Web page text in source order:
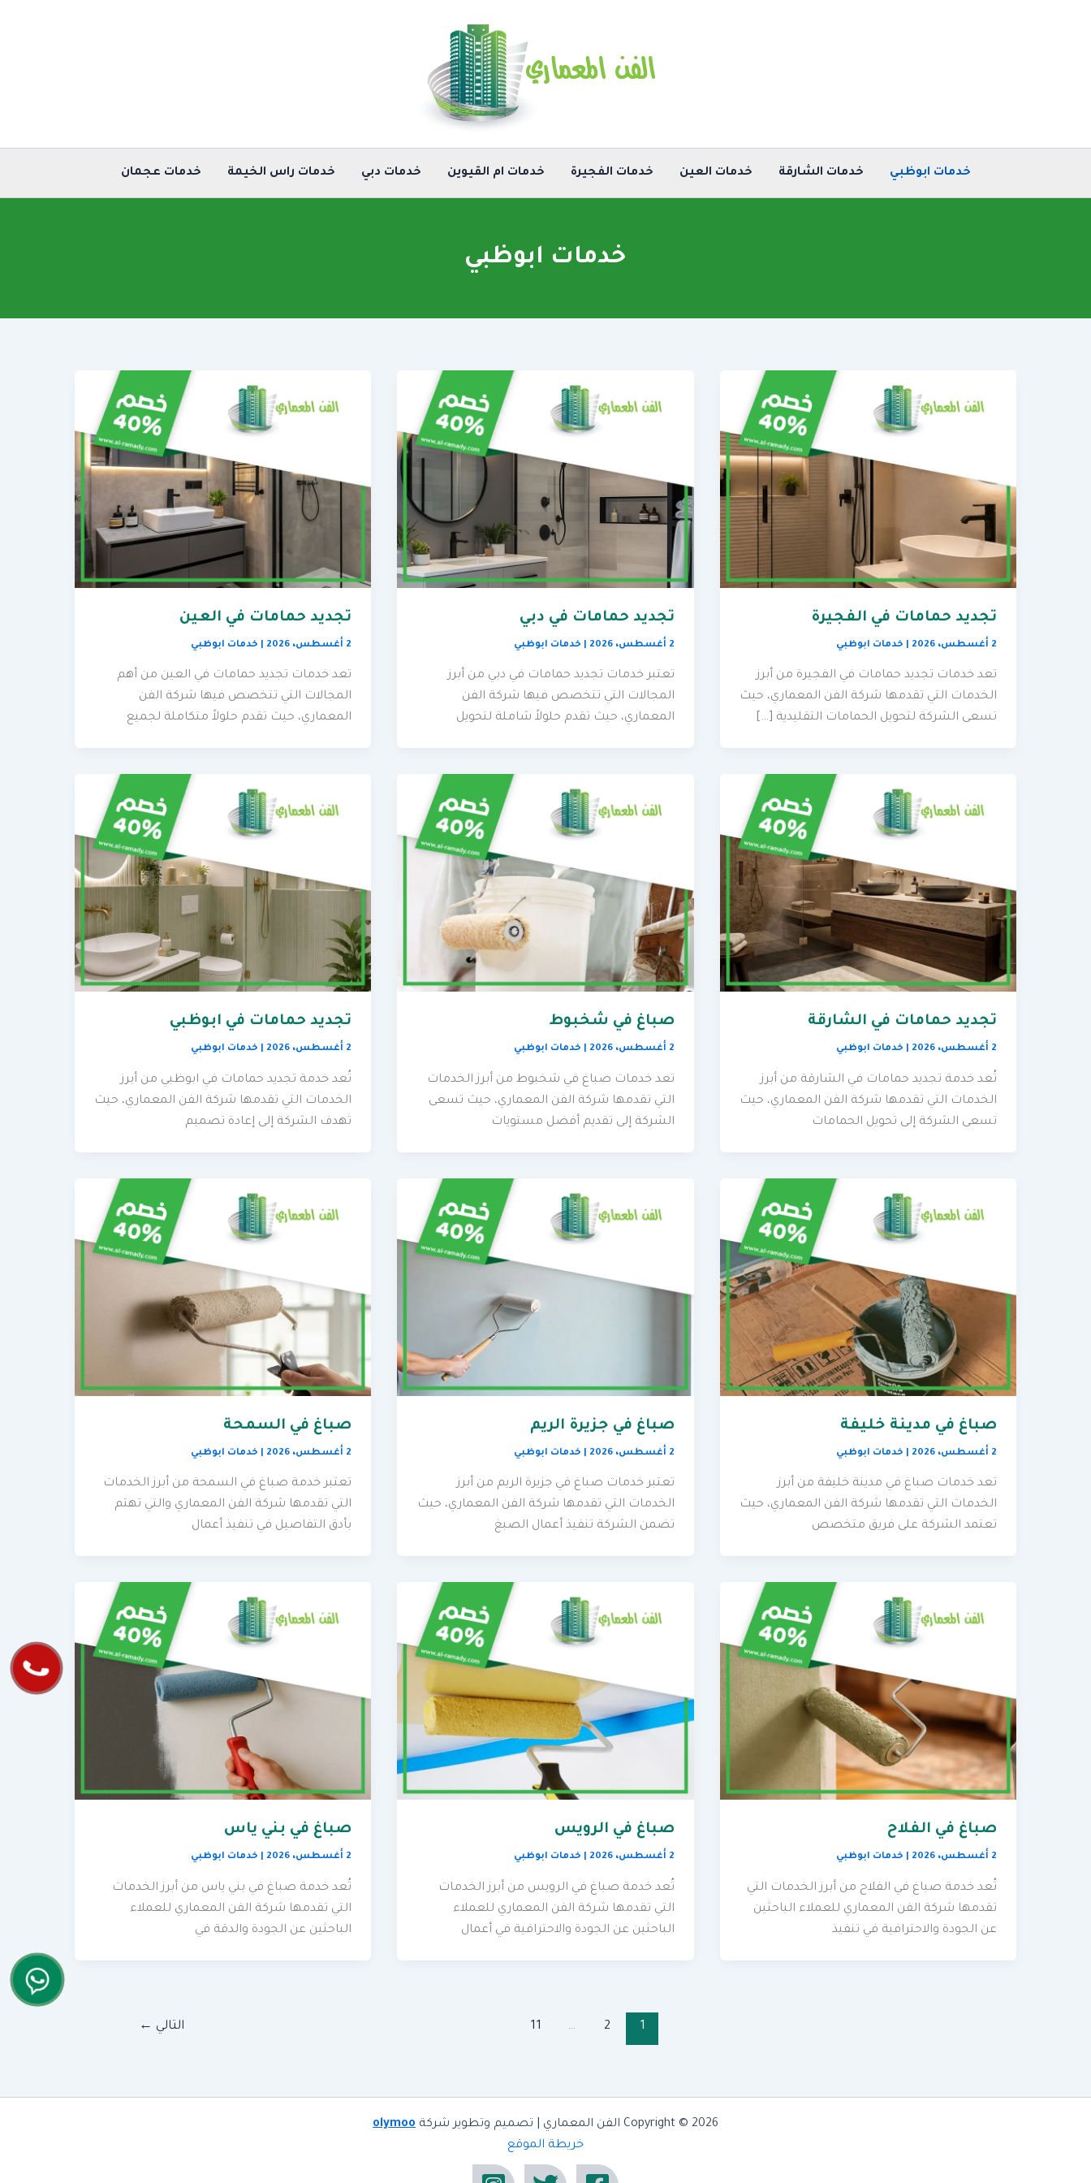
خدمات ابوظبي خدمات الشارقة خدمات العين خدمات الفجيرة خدمات ام القيوين خدمات دبي خدمات راس الخيمة خدمات عجمان
خدمات ابوظبي
تجديد حمامات في الفجيرة
2 أغسطس، 2026 خدمات ابوظبي
تعد خدمات تجديد حمامات في الفجيرة من أبرز
الخدمات التي تقدمها شركة الفن المعماري، حيث
تسعى الشركة لتحويل الحمامات التقليدية […]
تجديد حمامات في دبي
2 أغسطس، 2026 خدمات ابوظبي
تعتبر خدمات تجديد حمامات في دبي من أبرز
المجالات التي تتخصص فيها شركة الفن
المعماري، حيث تقدم حلولاً شاملة لتحويل
تجديد حمامات في العين
2 أغسطس، 2026 خدمات ابوظبي
تعد خدمات تجديد حمامات في العين من أهم
المجالات التي تتخصص فيها شركة الفن
المعماري، حيث تقدم حلولاً متكاملة لجميع
تجديد حمامات في الشارقة
2 أغسطس، 2026 خدمات ابوظبي
تُعد خدمة تجديد حمامات في الشارقة من أبرز
الخدمات التي تقدمها شركة الفن المعماري، حيث
تسعى الشركة إلى تحويل الحمامات
صباغ في شخبوط
2 أغسطس، 2026 خدمات ابوظبي
تعد خدمات صباغ في شخبوط من أبرز الخدمات
التي تقدمها شركة الفن المعماري، حيث تسعى
الشركة إلى تقديم أفضل مستويات
تجديد حمامات في ابوظبي
2 أغسطس، 2026 خدمات ابوظبي
تُعد خدمة تجديد حمامات في ابوظبي من أبرز
الخدمات التي تقدمها شركة الفن المعماري، حيث
تهدف الشركة إلى إعادة تصميم
صباغ في مدينة خليفة
2 أغسطس، 2026 خدمات ابوظبي
تعد خدمات صباغ في مدينة خليفة من أبرز
الخدمات التي تقدمها شركة الفن المعماري، حيث
تعتمد الشركة على فريق متخصص
صباغ في جزيرة الريم
2 أغسطس، 2026 خدمات ابوظبي
تعتبر خدمات صباغ في جزيرة الريم من أبرز
الخدمات التي تقدمها شركة الفن المعماري، حيث
تضمن الشركة تنفيذ أعمال الصبغ
صباغ في السمحة
2 أغسطس، 2026 خدمات ابوظبي
تعتبر خدمة صباغ في السمحة من أبرز الخدمات
التي تقدمها شركة الفن المعماري والتي تهتم
بأدق التفاصيل في تنفيذ أعمال
صباغ في الفلاح
2 أغسطس، 2026 خدمات ابوظبي
تُعد خدمة صباغ في الفلاح من أبرز الخدمات التي
تقدمها شركة الفن المعماري للعملاء الباحثين
عن الجودة والاحترافية في تنفيذ
صباغ في الرويس
2 أغسطس، 2026 خدمات ابوظبي
تُعد خدمة صباغ في الرويس من أبرز الخدمات
التي تقدمها شركة الفن المعماري للعملاء
الباحثين عن الجودة والاحترافية في أعمال
صباغ في بني ياس
2 أغسطس، 2026 خدمات ابوظبي
تُعد خدمة صباغ في بني ياس من أبرز الخدمات
التي تقدمها شركة الفن المعماري للعملاء
الباحثين عن الجودة والدقة في
1
2
…
11 التالي ←
Copyright © 2026 الفن المعماري | تصميم وتطوير شركة
olymoo
خريطة الموقع